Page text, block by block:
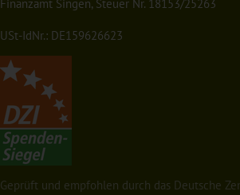
Finanzamt Singen, Steuer Nr. 18153/25263
USt-IdNr.: DE159626623
Geprüft und empfohlen durch das Deutsche